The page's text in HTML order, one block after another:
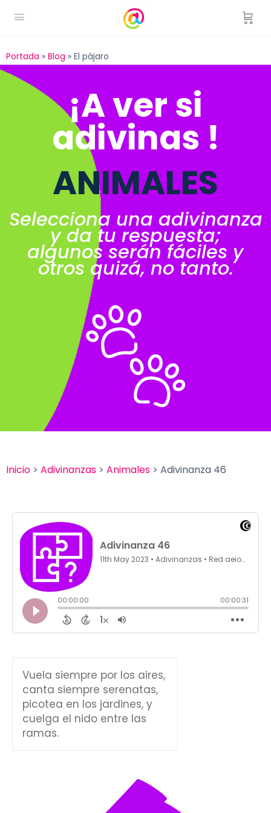
Portada » Blog » El pájaro
¡A ver si
adivinas !
ANIMALES
Selecciona una adivinanza
y da tu respuesta;
algunos serán fáciles y
otros quizá, no tanto.
Inicio > Adivinanzas > Animales > Adivinanza 46
Vuela siempre por los aires,
canta siempre serenatas,
picotea en los jardines, y
cuelga el nido entre las
ramas.